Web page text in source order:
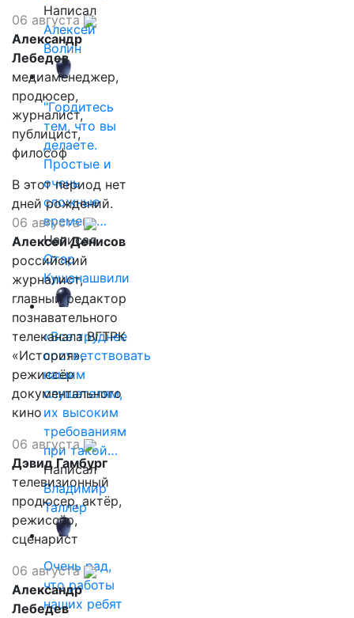
Написал
Алексей
Волин
"Гордитесь
тем, что вы
делаете.
Простые и
очень
сложные
времена…
Написал
Отар
Кушанашвили
«Все труднее
соответствовать
нашим
слушателям,
их высоким
требованиям
при такой…
Написал
Владимир
Таллер
Очень рад,
что работы
наших ребят
06 августа
Александр
Лебедев
медиаменеджер,
продюсер,
журналист,
публицист,
философ
В этот период нет
дней рождений.
06 августа
Алексей Денисов
российский
журналист,
главный редактор
познавательного
телеканала ВГТРК
«История»,
режиссёр
документального
кино
06 августа
Дэвид Гамбург
телевизионный
продюсер, актёр,
режиссёр,
сценарист
06 августа
Александр
Лебедев